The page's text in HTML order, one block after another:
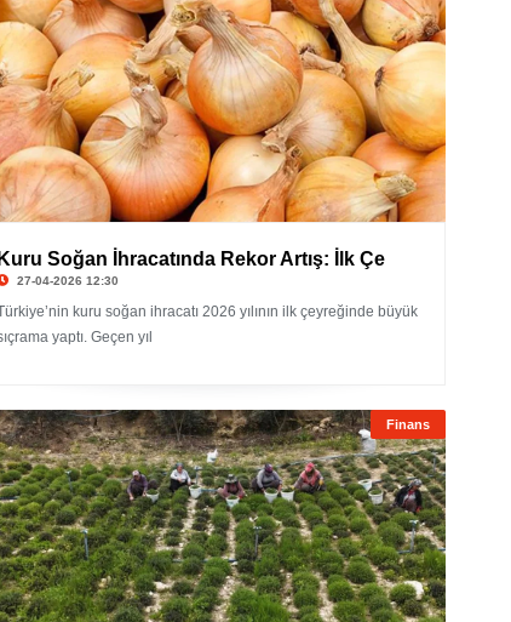
Kuru Soğan İhracatında Rekor Artış: İlk Çe
27-04-2026 12:30
kuru soğan ihracatı 2026 yılının ilk çeyreğinde büyük
yaptı. Geçen yıl
Finans